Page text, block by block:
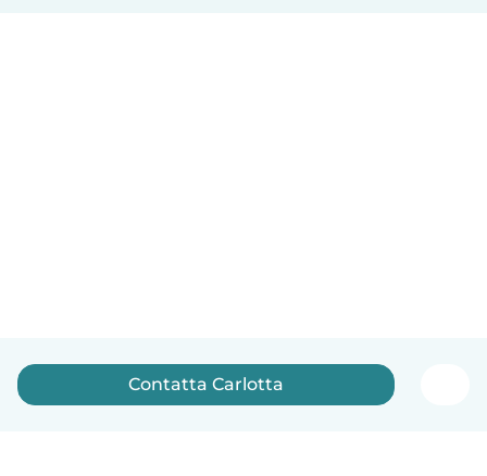
Contatta Carlotta